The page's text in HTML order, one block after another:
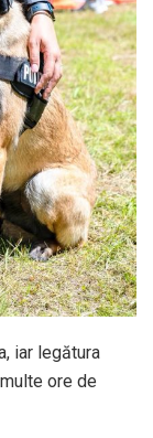
iar legătura
ore de